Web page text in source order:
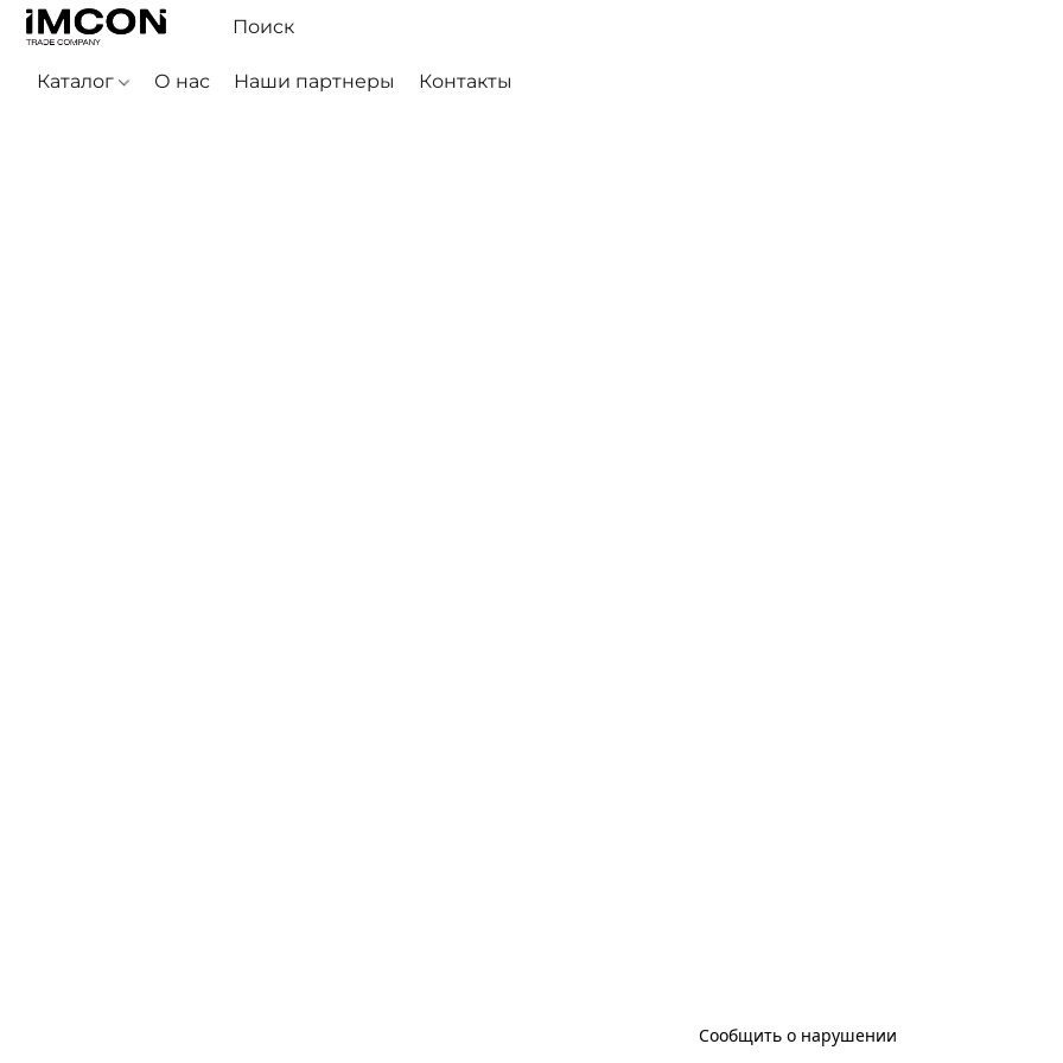
Каталог О нас Наши партнеры Контакты
Сообщить о нарушении